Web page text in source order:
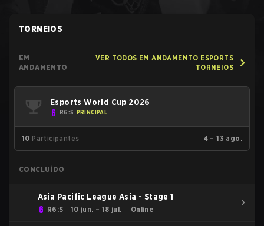
TORNEIOS
EM
ANDAMENTO
VER TODOS EM ANDAMENTO ESPORTS
TORNEIOS
Esports World Cup 2026
R6:S PRINCIPAL
10 Participantes 4 – 13 ago.
CONCLUÍDO
Asia Pacific League Asia - Stage 1
R6:S 10 jun. – 18 jul. Online